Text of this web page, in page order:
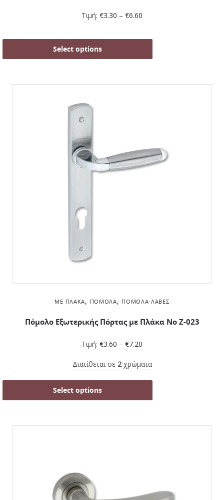
Τιμή: €3.30 – €6.60
Select options
ΜΕ ΠΛΆΚΑ, ΠΌΜΟΛΑ, ΠΌΜΟΛΑ-ΛΑΒΈΣ
Πόμολο Εξωτερικής Πόρτας με Πλάκα No Ζ-023
Τιμή: €3.60 – €7.20
Διατίθεται σε 2χρώματα
Select options